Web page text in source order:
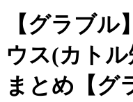
【グラブル
ウス(カト
まとめ【グ